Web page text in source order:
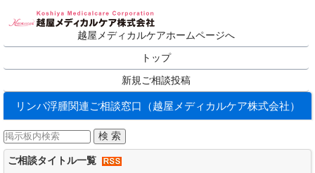
越屋メディカルケアホームページへ
トップ
新規ご相談投稿
リンパ浮腫関連ご相談窓口（越屋メディカルケア株式会社）
ご相談タイトル一覧